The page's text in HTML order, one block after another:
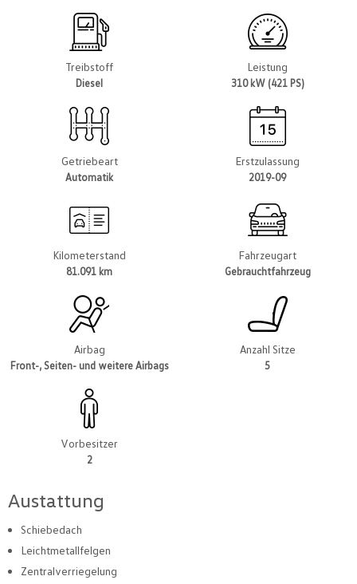
Treibstoff
Diesel
Leistung
310 kW (421 PS)
Getriebeart
Automatik
Erstzulassung
2019-09
Kilometerstand
81.091 km
Fahrzeugart
Gebrauchtfahrzeug
Airbag
Front-, Seiten- und weitere Airbags
Anzahl Sitze
5
Vorbesitzer
2
Austattung
Schiebedach
Leichtmetallfelgen
Zentralverriegelung